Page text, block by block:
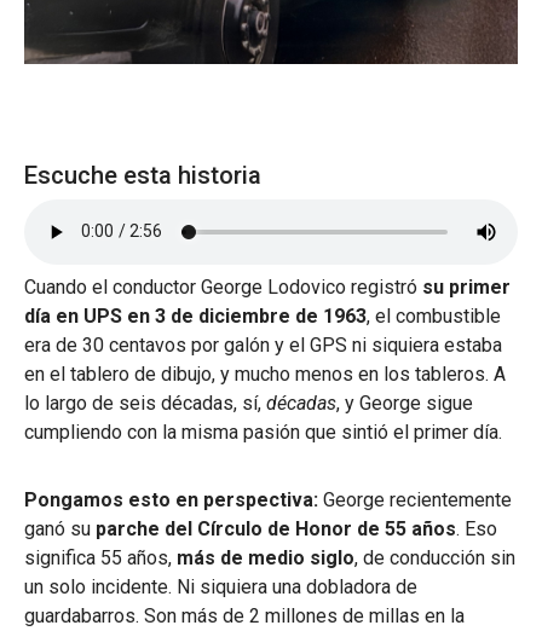
Escuche esta historia
Cuando el conductor George Lodovico registró su primer
día en UPS en 3 de diciembre de 1963, el combustible
era de 30 centavos por galón y el GPS ni siquiera estaba
en el tablero de dibujo, y mucho menos en los tableros. A
lo largo de seis décadas, sí, décadas, y George sigue
cumpliendo con la misma pasión que sintió el primer día.
Pongamos esto en perspectiva: George recientemente
ganó su parche del Círculo de Honor de 55 años. Eso
significa 55 años, más de medio siglo, de conducción sin
un solo incidente. Ni siquiera una dobladora de
guardabarros. Son más de 2 millones de millas en la